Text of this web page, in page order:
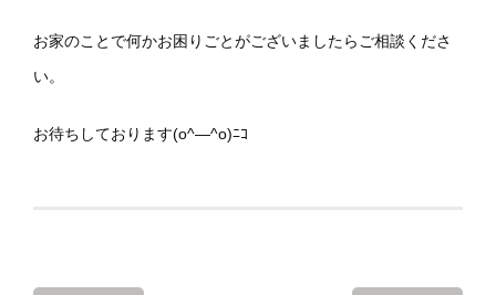
お家のことで何かお困りごとがございましたらご相談くださ
い。
お待ちしております(o^―^o)ﾆｺ